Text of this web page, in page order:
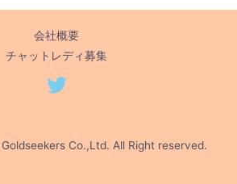
会社概要
チャットレディ募集
Co.,Ltd. All Right reserved.